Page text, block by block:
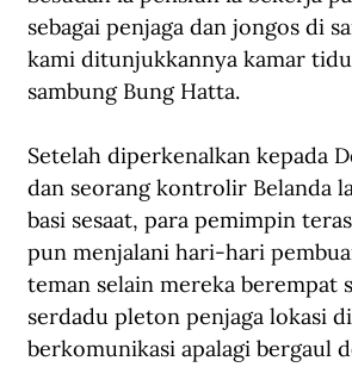
sebagai penjaga dan jongos di
kami ditunjukkannya kamar
sambung Bung Hatta.
Setelah diperkenalkan kepada
dan seorang kontrolir Belanda
basi sesaat, para pemimpin
pun menjalani hari-hari
teman selain mereka berempat
serdadu pleton penjaga lokasi
berkomunikasi apalagi bergaul